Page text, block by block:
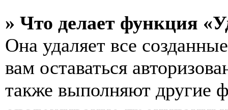
» Что делает функция
Она удаляет все
вам оставаться
также выполняют другие